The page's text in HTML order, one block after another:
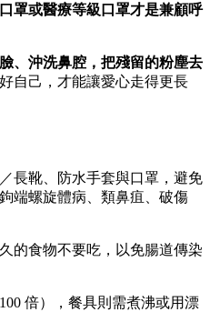
罩或醫療等級口罩才是兼顧呼
、沖洗鼻腔，把殘留的粉塵去
自己，才能讓愛心走得更長
長靴、防水手套與口罩，避免
端螺旋體病、類鼻疽、破傷
的食物不要吃，以免腸道傳染
倍），餐具則需煮沸或用漂